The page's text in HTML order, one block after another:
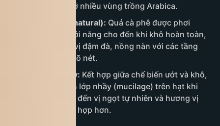
pháp phổ biến ở nhiều vùng trồng Arabica.
Chế biến khô (natural): Quả cà phê được phơi
nguyên quả dưới nắng cho đến khi khô hoàn toàn,
tạo nên hương vị đậm đà, nồng nàn với các tầng
hương trái cây rõ nét.
Chế biến honey: Kết hợp giữa chế biến ướt và khô,
giữ lại một phần lớp nhầy (mucilage) trên hạt khi
phơi khô, mang đến vị ngọt tự nhiên và hương vị
cân bằng, phức hợp hơn.